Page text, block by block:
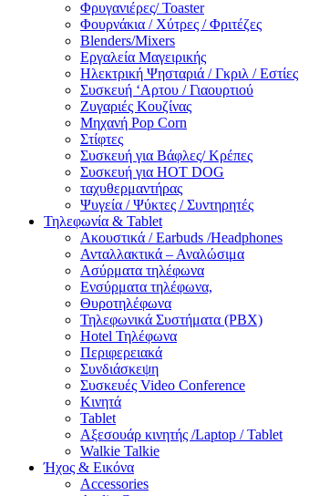
Φρυγανιέρες/ Toaster
Φουρνάκια / Χύτρες / Φριτέζες
Blenders/Mixers
Εργαλεία Μαγειρικής
Ηλεκτρική Ψησταριά / Γκριλ / Eστίες
Συσκευή ‘Αρτου / Γιαουρτιού
Ζυγαριές Κουζίνας
Μηχανή Pop Corn
Στίφτες
Συσκευή για Βάφλες/ Κρέπες
Συσκευή για HOT DOG
ταχυθερμαντήρας
Ψυγεία / Ψύκτες / Συντηρητές
Τηλεφωνία & Tablet
Ακουστικά / Earbuds /Headphones
Ανταλλακτικά – Αναλώσιμα
Ασύρματα τηλέφωνα
Ενσύρματα τηλέφωνα,
Θυροτηλέφωνα
Τηλεφωνικά Συστήματα (PBX)
Hotel Τηλέφωνα
Περιφερειακά
Συνδιάσκεψη
Συσκευές Video Conference
Κινητά
Tablet
Αξεσουάρ κινητής /Laptop / Tablet
Walkie Talkie
Ήχος & Εικόνα
Accessories